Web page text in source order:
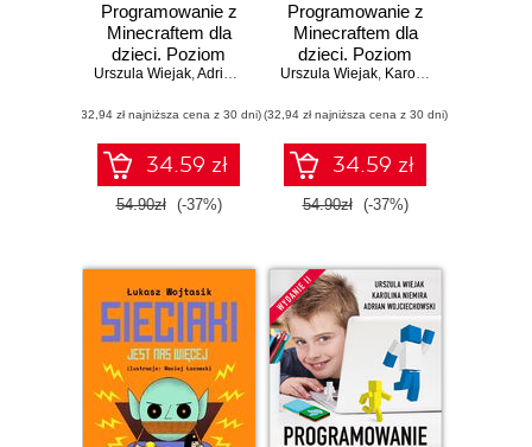
Programowanie z
Minecraftem dla
dzieci. Poziom
średnio
Wydanie II
Urszula Wiejak,Adrian Wojciechowski
(32,94 zł najniższa cena z 30 dni)
34.59 zł
54.90zł (-37%)
Programowanie z
Minecraftem dla
dzieci. Poziom
podstawowy.
Urszula Wiejak, Karolina Niemira
(32,94 zł najniższa cena z 30 dni)
34.59 zł
54.90zł (-37%)